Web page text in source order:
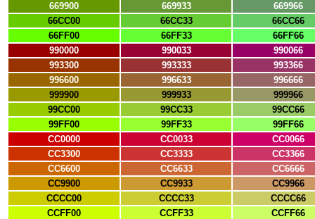
669900
669933
669966
66CC00
66CC33
66CC66
66FF00
66FF33
66FF66
990000
990033
990066
993300
993333
993366
996600
996633
996666
999900
999933
999966
99CC00
99CC33
99CC66
99FF00
99FF33
99FF66
CC0000
CC0033
CC0066
CC3300
CC3333
CC3366
CC6600
CC6633
CC6666
CC9900
CC9933
CC9966
CCCC00
CCCC33
CCCC66
CCFF00
CCFF33
CCFF66